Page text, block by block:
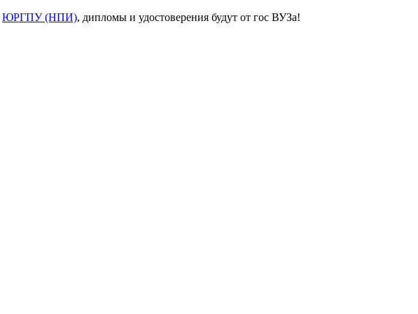
ЮРГПУ (НПИ), дипломы и удостоверения будут от гос ВУЗа!